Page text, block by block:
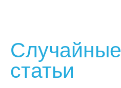
Случайные
статьи